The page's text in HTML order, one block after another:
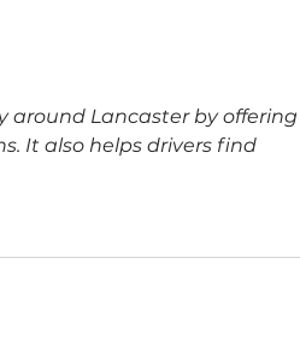
around Lancaster by offering
It also helps drivers find